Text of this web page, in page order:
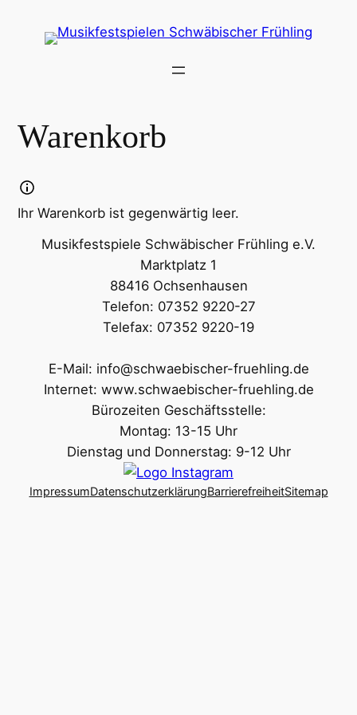
Warenkorb
Ihr Warenkorb ist gegenwärtig leer.
Musikfestspiele Schwäbischer Frühling e.V.
Marktplatz 1
88416 Ochsenhausen
Telefon: 07352 9220-27
Telefax: 07352 9220-19
E-Mail: info@schwaebischer-fruehling.de
Internet: www.schwaebischer-fruehling.de
Bürozeiten Geschäftsstelle:
Montag: 13-15 Uhr
Dienstag und Donnerstag: 9-12 Uhr
ImpressumDatenschutzerklärungBarrierefreiheitSitemap